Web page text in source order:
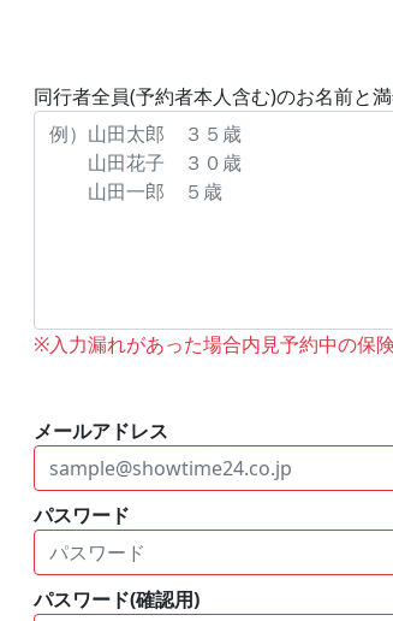
同行者全員(予約者本人含む)のお名前と
※入力漏れがあった場合内見予約中の保
メールアドレス
パスワード
パスワード(確認用)